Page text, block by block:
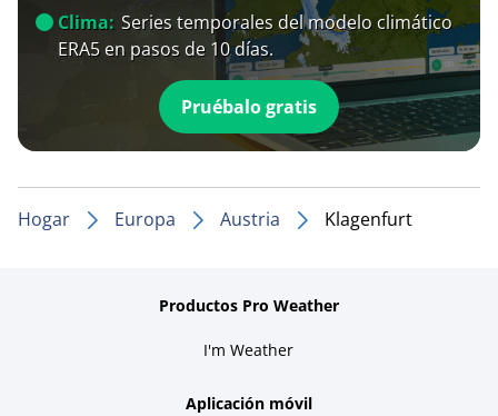
Clima: Series temporales del modelo climático
ERA5 en pasos de 10 días.
Pruébalo gratis
Hogar Europa Austria Klagenfurt
Productos Pro Weather
I'm Weather
Aplicación móvil